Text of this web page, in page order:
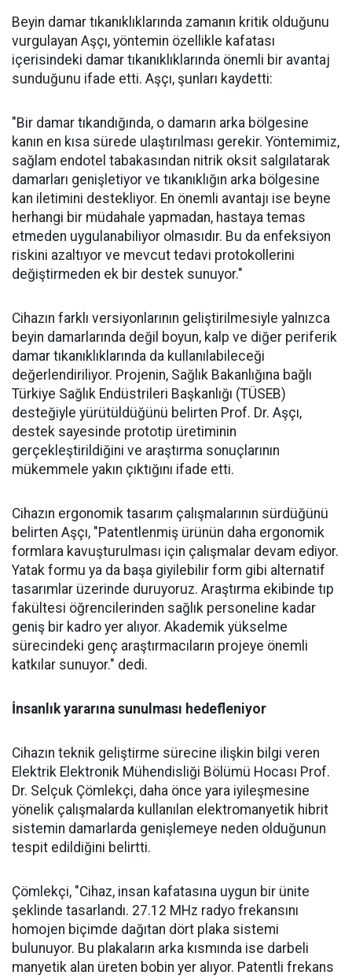
Beyin damar tıkanıklıklarında zamanın kritik olduğunu
vurgulayan Aşçı, yöntemin özellikle kafatası
içerisindeki damar tıkanıklıklarında önemli bir avantaj
sunduğunu ifade etti. Aşçı, şunları kaydetti:
"Bir damar tıkandığında, o damarın arka bölgesine
kanın en kısa sürede ulaştırılması gerekir. Yöntemimiz,
sağlam endotel tabakasından nitrik oksit salgılatarak
damarları genişletiyor ve tıkanıklığın arka bölgesine
kan iletimini destekliyor. En önemli avantajı ise beyne
herhangi bir müdahale yapmadan, hastaya temas
etmeden uygulanabiliyor olmasıdır. Bu da enfeksiyon
riskini azaltıyor ve mevcut tedavi protokollerini
değiştirmeden ek bir destek sunuyor."
Cihazın farklı versiyonlarının geliştirilmesiyle yalnızca
beyin damarlarında değil boyun, kalp ve diğer periferik
damar tıkanıklıklarında da kullanılabileceği
değerlendiriliyor. Projenin, Sağlık Bakanlığına bağlı
Türkiye Sağlık Endüstrileri Başkanlığı (TÜSEB)
desteğiyle yürütüldüğünü belirten Prof. Dr. Aşçı,
destek sayesinde prototip üretiminin
gerçekleştirildiğini ve araştırma sonuçlarının
mükemmele yakın çıktığını ifade etti.
Cihazın ergonomik tasarım çalışmalarının sürdüğünü
belirten Aşçı, "Patentlenmiş ürünün daha ergonomik
formlara kavuşturulması için çalışmalar devam ediyor.
Yatak formu ya da başa giyilebilir form gibi alternatif
tasarımlar üzerinde duruyoruz. Araştırma ekibinde tıp
fakültesi öğrencilerinden sağlık personeline kadar
geniş bir kadro yer alıyor. Akademik yükselme
sürecindeki genç araştırmacıların projeye önemli
katkılar sunuyor." dedi.
İnsanlık yararına sunulması hedefleniyor
Cihazın teknik geliştirme sürecine ilişkin bilgi veren
Elektrik Elektronik Mühendisliği Bölümü Hocası Prof.
Dr. Selçuk Çömlekçi, daha önce yara iyileşmesine
yönelik çalışmalarda kullanılan elektromanyetik hibrit
sistemin damarlarda genişlemeye neden olduğunun
tespit edildiğini belirtti.
Çömlekçi, "Cihaz, insan kafatasına uygun bir ünite
şeklinde tasarlandı. 27.12 MHz radyo frekansını
homojen biçimde dağıtan dört plaka sistemi
bulunuyor. Bu plakaların arka kısmında ise darbeli
manyetik alan üreten bobin yer alıyor. Patentli frekans